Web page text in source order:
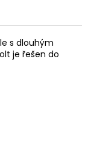
s dlouhým
je řešen do